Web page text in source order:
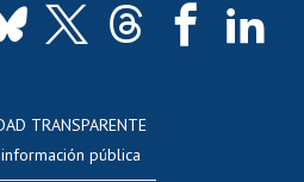
TRANSPARENTE
pública